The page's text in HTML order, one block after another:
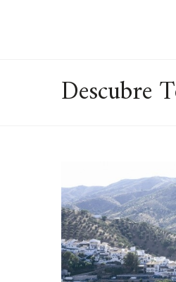
Descubre